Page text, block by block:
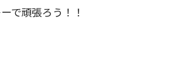
で頑張ろう！！